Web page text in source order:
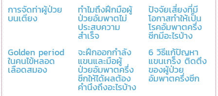
การจัดท่าผู้ป่วย
บนเตียง
ทำไมถึงฝึกมือผู้
ป่วยอัมพาตไม่
ประสบความ
สำเร็จ
ปัจจัยเสี่ยงที่มี
โอกาสทำให้เป็น
โรคอัมพาตครึ่ง
ซีกมีอะไรบ้าง
Golden period
ในคนไข้หลอด
เลือดสมอง
จะฝึกออกกำลัง
แขนและมือผู้
ป่วยอัมพาตครึ่ง
ซีกให้ได้ผลต้อง
คำนึงถึงอะไรบ้าง
6 วิธีแก้ปัญหา
แขนเกร็ง ติดตึง
ของผู้ป่วย
อัมพาตครึ่งซีก